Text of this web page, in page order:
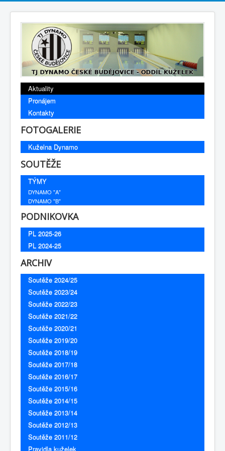
Aktuality
Pronájem
Kontakty
FOTOGALERIE
Kuželna Dynamo
SOUTĚŽE
TÝMY
DYNAMO "A"
DYNAMO "B"
PODNIKOVKA
PL 2025-26
PL 2024-25
ARCHIV
Soutěže 2024/25
Soutěže 2023/24
Soutěže 2022/23
Soutěže 2021/22
Soutěže 2020/21
Soutěže 2019/20
Soutěže 2018/19
Soutěže 2017/18
Soutěže 2016/17
Soutěže 2015/16
Soutěže 2014/15
Soutěže 2013/14
Soutěže 2012/13
Soutěže 2011/12
Pravidla kuželek